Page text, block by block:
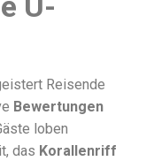
Reisende
Bewertungen
loben
das Korallenriff